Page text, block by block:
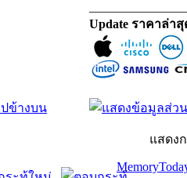
Update ราคาล่า
ข้างบน
แสดง